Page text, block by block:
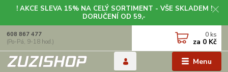
! AKCE SLEVA 15% NA CELÝ SORTIMENT - VŠE SKLADEM !
DORUČENÍ OD 59,-
Menu
608 867 477
(Po-Pá, 9-18 hod.)
0 ks
za 0 Kč